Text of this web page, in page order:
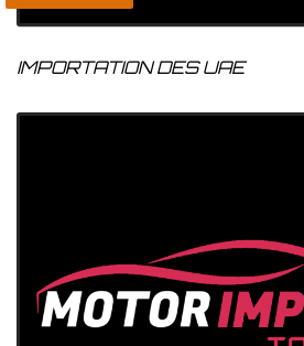
IMPORTATION DES UAE